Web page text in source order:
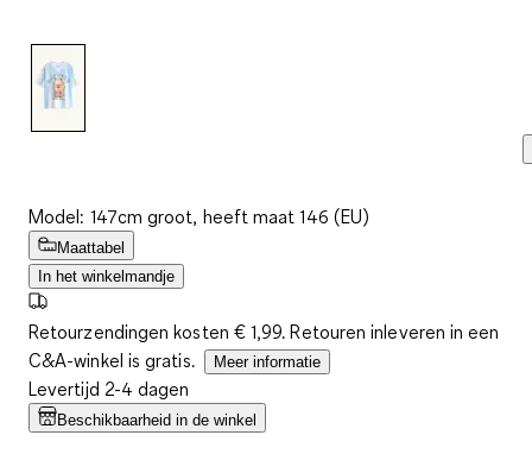
Model: 147cm groot, heeft maat 146 (EU)
Maattabel
In het winkelmandje
Retourzendingen kosten € 1,99. Retouren inleveren in een
C&A-winkel is gratis.
Meer informatie
Levertijd 2-4 dagen
Beschikbaarheid in de winkel